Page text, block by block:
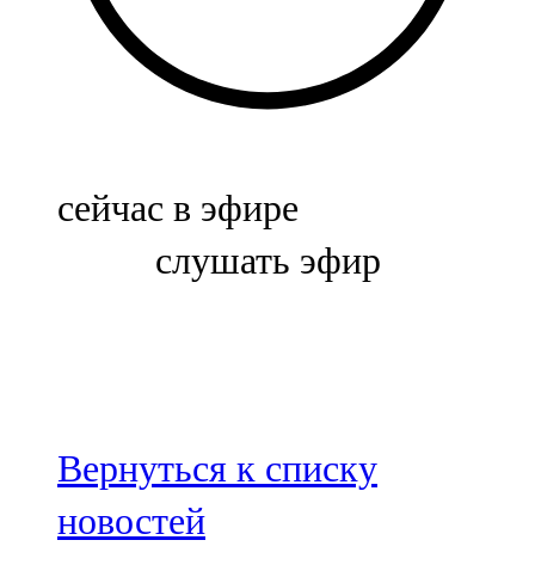
107,5 FM
Биләр
Болгар
100,3 FM
Зәй
106,6 FM
сейчас в эфире
слушать эфир
Вернуться к списку
новостей